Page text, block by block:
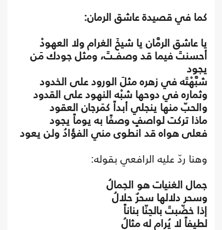
كما في قصيدة عاشق الرمان:
يا عاشق الرمَّان يا شيخَ الغرام ولا العهودْ
أحسنتَ فيما قد وصفــتَ، ومثل جودك مَن
يجود
شبَّهْتَه في زهره مثلَ الورود على الخدود
وثماره في دوحها شبْه النهود على القدود
والحبّ منها ينجلي أبداً كمَرجان العقود
ماذا تركت لواصفٍ وصفًا به يوماً يجود
فعلى هواه قد انطوى مني الفؤادُ ولن يعود
وهنا ردّ عليه الرافعي بقوله:
جمال الغنيات هو الجمالُ
وسحر دلالها سحرٌ حلالُ
إذا خضّبتَ بالحِنّا بناناً
لطيفاً لا يُرام له مثالُ